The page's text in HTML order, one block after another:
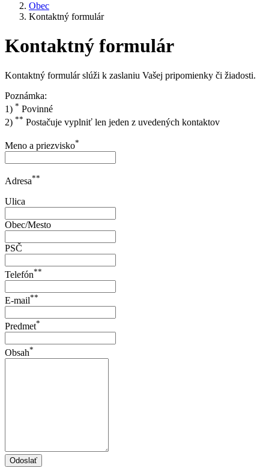
Obec
Kontaktný formulár
Kontaktný formulár
Kontaktný formulár slúži k zaslaniu Vašej pripomienky či žiadosti.
Poznámka:
1) * Povinné
2) ** Postačuje vyplniť len jeden z uvedených kontaktov
Meno a priezvisko*
Adresa**
Ulica
Obec/Mesto
PSČ
Telefón**
E-mail**
Predmet*
Obsah*
Odoslať